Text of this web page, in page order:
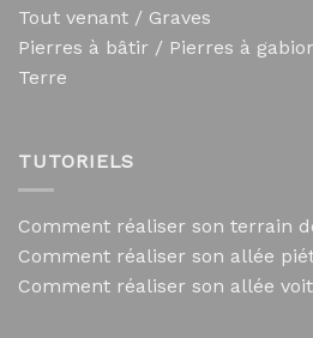
Tout venant / Graves
Pierres à bâtir / Pierres à
Terre
TUTORIELS
Comment réaliser son terrain
Comment réaliser son allée
Comment réaliser son allée